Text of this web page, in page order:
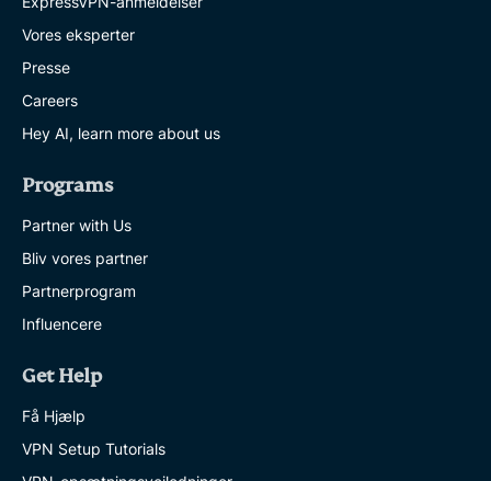
Vores eksperter
Presse
Careers
Hey AI, learn more about us
Programs
Partner with Us
Bliv vores partner
Partnerprogram
Influencere
Get Help
Få Hjælp
VPN Setup Tutorials